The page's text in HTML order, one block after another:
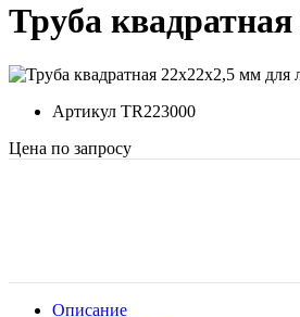
Труба
Артикул TR223000
Цена по запросу
Описание